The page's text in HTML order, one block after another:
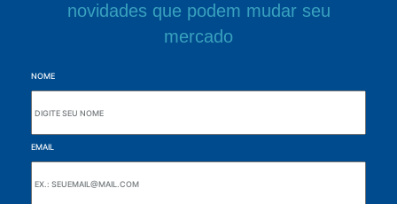
novidades que podem mudar seu
mercado
NOME
EMAIL